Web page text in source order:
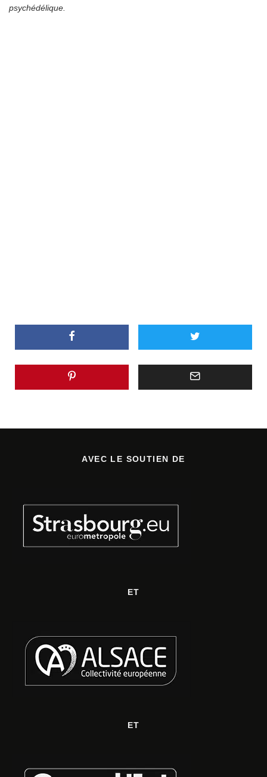
psychédélique.
AVEC LE SOUTIEN DE
ET
ET